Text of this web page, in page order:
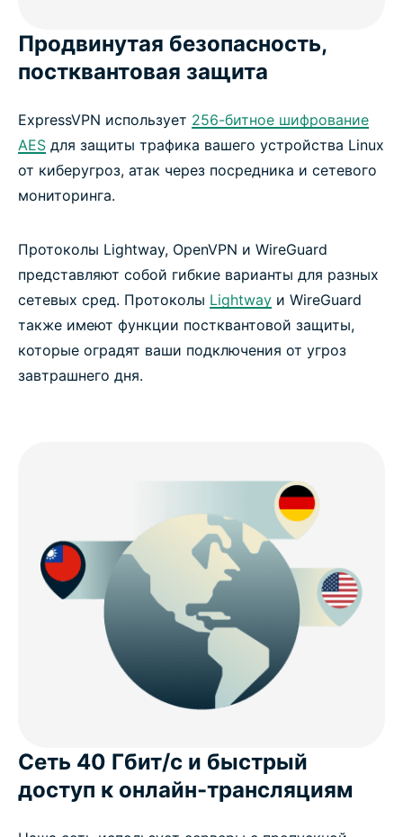
Продвинутая безопасность,
постквантовая защита
ExpressVPN использует 256-битное шифрование
AES для защиты трафика вашего устройства Linux
от киберугроз, атак через посредника и сетевого
мониторинга.
Протоколы Lightway, OpenVPN и WireGuard
представляют собой гибкие варианты для разных
сетевых сред. Протоколы Lightway и WireGuard
также имеют функции постквантовой защиты,
которые оградят ваши подключения от угроз
завтрашнего дня.
Сеть 40 Гбит/с и быстрый
доступ к онлайн-трансляциям